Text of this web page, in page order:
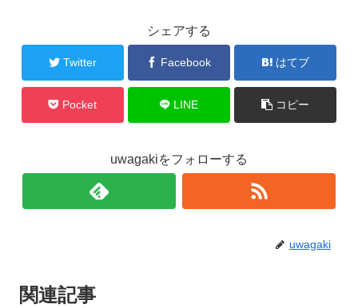
シェアする
Twitter Facebook はてブ
Pocket LINE コピー
uwagakiをフォローする
uwagaki
関連記事